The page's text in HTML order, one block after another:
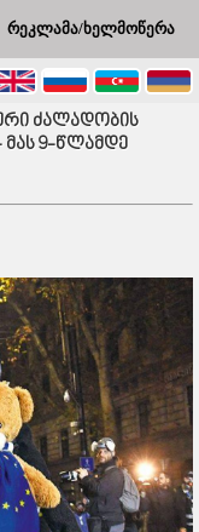
რეკლამა/ხელმოწერა
ძალადობის
9-წლამდე